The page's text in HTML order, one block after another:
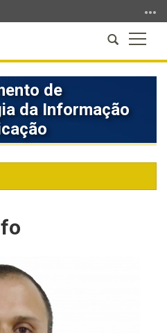
a
Abrir
a
busca
de
da Informação